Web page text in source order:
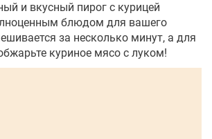
и вкусный пирог с курицей
блюдом для вашего
за несколько минут, а для
куриное мясо с луком!